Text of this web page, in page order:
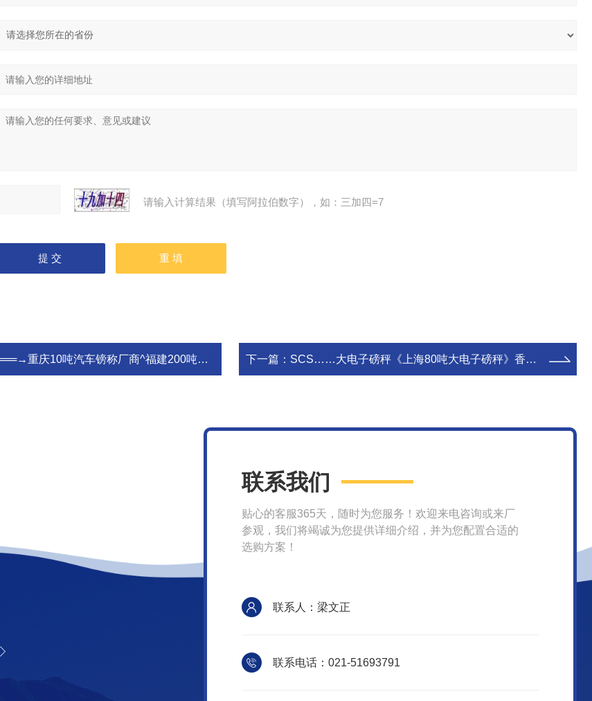
请输入计算结果（填写阿拉伯数字），如：三加四=7
10吨汽车镑称厂商^福建200吨汽车地磅称厂商SCS∝╬══→◤香川◥衡器 下一篇： SCS……大电子磅秤《上海80吨大电子磅秤》香川100吨大电子磅称“120吨大电子磅秤价格”
联系我们
贴心的客服365天，随时为您服务！欢迎来电咨询或来厂
参观，我们将竭诚为您提供详细介绍，并为您配置合适的
选购方案！
联系人：梁文正
联系电话：021-51693791